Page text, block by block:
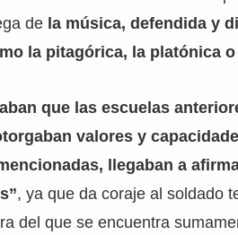
de la música, defendida y
la pitagórica, la platónica
que las escuelas
valores y
llegaban a
, ya que da coraje al soldado
del que se encuentra